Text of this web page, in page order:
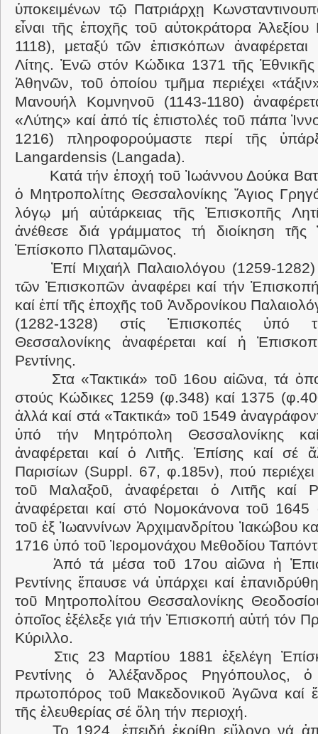
ὑποκειμένων τῷ Πατριάρχῃ
εἶναι τῆς ἐποχῆς τοῦ αὐτοκράτορα
1118), μεταξύ τῶν ἐπισκόπων ἀναφέρεται
Λίτης. Ἐνῶ στόν Κώδικα 1371 τῆς Ἐθνικῆς
Ἀθηνῶν, τοῦ ὁποίου τμῆμα περιέχει
Μανουήλ Κομνηνοῦ (1143-1180)
«Λύτης» καί ἀπό τίς ἐπιστολές τοῦ πάπα
1216) πληροφορούμαστε περί τῆς
Langardensis (Langada).
Κατά τήν ἐποχή τοῦ Ἰωάννου Δούκα
ὁ Μητροπολίτης Θεσσαλονίκης Ἅγιος
λόγῳ μή αὐτάρκειας τῆς Ἐπισκοπῆς
ἀνέθεσε διά γράμματος τή διοίκηση
Ἐπίσκοπο Πλαταμῶνος.
Ἐπί Μιχαήλ Παλαιολόγου (1259-1282)
τῶν Ἐπισκοπῶν ἀναφέρει καί τήν
καί ἐπί τῆς ἐποχῆς τοῦ Ἀνδρονίκου
(1282-1328) στίς Ἐπισκοπές ὑπό
Θεσσαλονίκης ἀναφέρεται καί ἡ
Ρεντίνης.
Στα «Τακτικά» τοῦ 16ου αἰῶνα, τά
στούς Κώδικες 1259 (φ.348) καί 1375
ἀλλά καί στά «Τακτικά» τοῦ 1549
ὑπό τήν Μητρόπολη Θεσσαλονίκης
ἀναφέρεται καί ὁ Λιτῆς. Ἐπίσης καί σέ
Παρισίων (Suppl. 67, φ.185ν), πού
τοῦ Μαλαξοῦ, ἀναφέρεται ὁ Λιτῆς καί
ἀναφέρεται καί στό Νομοκάνονα τοῦ 1645
τοῦ ἐξ Ἰωαννίνων Ἀρχιμανδρίτου Ἰακώβου
1716 ὑπό τοῦ Ἱερομονάχου Μεθοδίου
Ἀπό τά μέσα τοῦ 17ου αἰῶνα ἡ
Ρεντίνης ἔπαυσε νά ὑπάρχει καί ἐπανιδρύθη
τοῦ Μητροπολίτου Θεσσαλονίκης
ὁποῖος ἐξέλεξε γιά τήν Ἐπισκοπή αὐτή τόν
Κύριλλο.
Στις 23 Μαρτίου 1881 ἐξελέγη
Ρεντίνης ὁ Ἀλέξανδρος Ρηγόπουλος,
πρωτοπόρος τοῦ Μακεδονικοῦ Ἀγῶνα καί
τῆς ἐλευθερίας σέ ὅλη τήν περιοχή.
Το 1924, ἐπειδή ἐκρίθη εὔλογο νά